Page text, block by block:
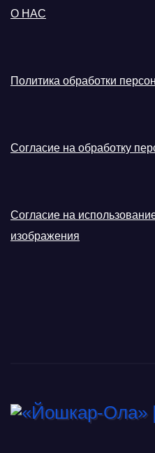
О НАС
Политика обработки
Согласие на обработку
Согласие на
изображения